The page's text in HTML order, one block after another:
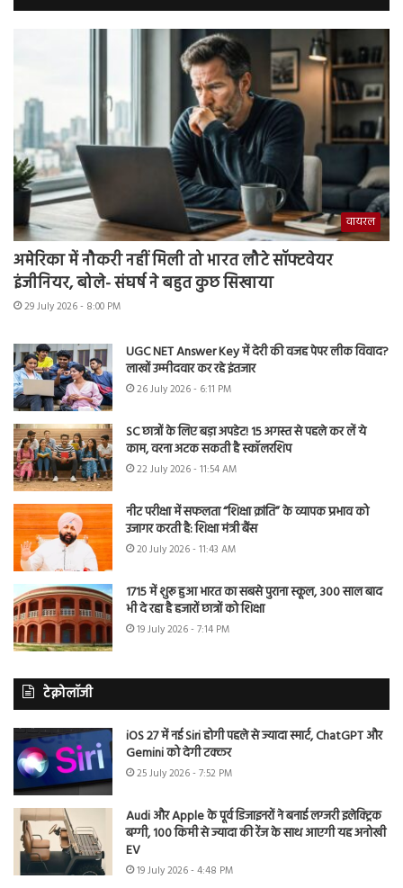
वायरल
अमेरिका में नौकरी नहीं मिली तो भारत लौटे सॉफ्टवेयर
इंजीनियर, बोले- संघर्ष ने बहुत कुछ सिखाया
29 July 2026 - 8:00 PM
UGC NET Answer Key में देरी की वजह पेपर लीक विवाद?
लाखों उम्मीदवार कर रहे इंतजार
26 July 2026 - 6:11 PM
SC छात्रों के लिए बड़ा अपडेट! 15 अगस्त से पहले कर लें ये
काम, वरना अटक सकती है स्कॉलरशिप
22 July 2026 - 11:54 AM
नीट परीक्षा में सफलता “शिक्षा क्रांति” के व्यापक प्रभाव को
उजागर करती है: शिक्षा मंत्री बैंस
20 July 2026 - 11:43 AM
1715 में शुरू हुआ भारत का सबसे पुराना स्कूल, 300 साल बाद
भी दे रहा है हजारों छात्रों को शिक्षा
19 July 2026 - 7:14 PM
टेक्नोलॉजी
iOS 27 में नई Siri होगी पहले से ज्यादा स्मार्ट, ChatGPT और
Gemini को देगी टक्कर
25 July 2026 - 7:52 PM
Audi और Apple के पूर्व डिजाइनरों ने बनाई लग्जरी इलेक्ट्रिक
बग्गी, 100 किमी से ज्यादा की रेंज के साथ आएगी यह अनोखी
EV
19 July 2026 - 4:48 PM